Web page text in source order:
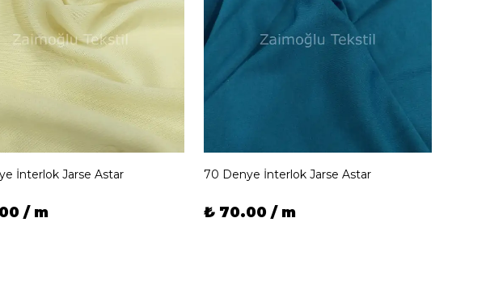
İnterlok Jarse Astar
/ m
70 Denye İnterlok Jarse Astar
₺ 70.00 / m